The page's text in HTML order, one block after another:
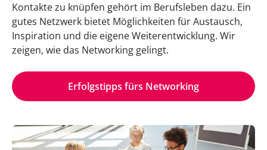
Kontakte zu knüpfen gehört im Berufsleben dazu. Ein
gutes Netzwerk bietet Möglichkeiten für Austausch,
Inspiration und die eigene Weiterentwicklung. Wir
zeigen, wie das Networking gelingt.
Erfolgstipps fürs Networking